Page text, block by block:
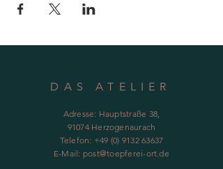
DAS ATELIER
Adresse: Hauptstraße 38,
91074 Herzogenaurach
Telefon: +49 (0) 9132 63637
E-Mail: post@toepferei-ort.de